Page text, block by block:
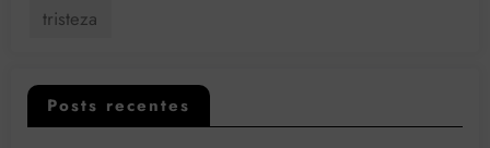
tristeza
Posts recentes